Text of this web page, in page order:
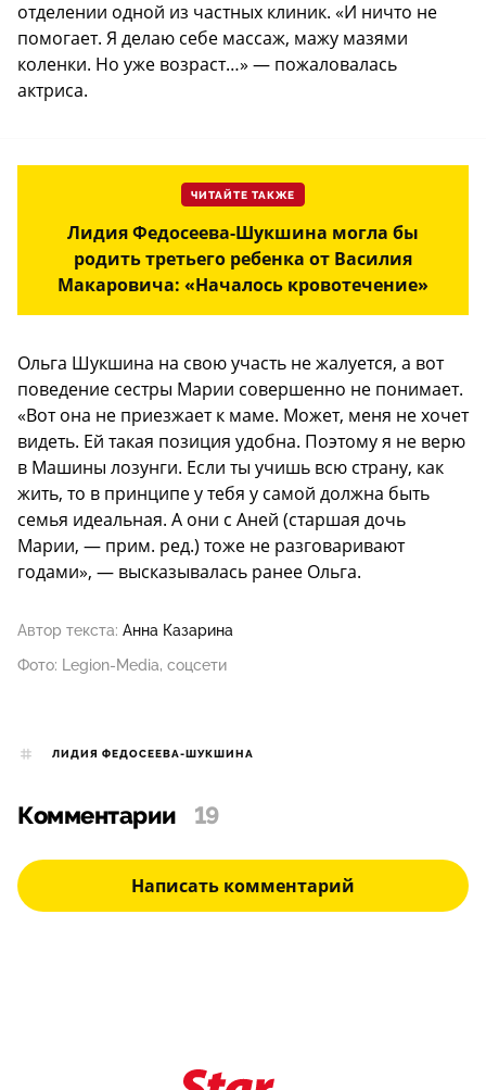
отделении одной из частных клиник. «И ничто не
помогает. Я делаю себе массаж, мажу мазями
коленки. Но уже возраст…» — пожаловалась
актриса.
ЧИТАЙТЕ ТАКЖЕ
Лидия Федосеева-Шукшина могла бы
родить третьего ребенка от Василия
Макаровича: «Началось кровотечение»
Ольга Шукшина на свою участь не жалуется, а вот
поведение сестры Марии совершенно не понимает.
«Вот она не приезжает к маме. Может, меня не хочет
видеть. Ей такая позиция удобна. Поэтому я не верю
в Машины лозунги. Если ты учишь всю страну, как
жить, то в принципе у тебя у самой должна быть
семья идеальная. А они с Аней (старшая дочь
Марии, — прим. ред.) тоже не разговаривают
годами», — высказывалась ранее Ольга.
Автор текста: Анна Казарина
Фото: Legion-Media, соцсети
ЛИДИЯ ФЕДОСЕЕВА-ШУКШИНА
Комментарии 19
Написать комментарий